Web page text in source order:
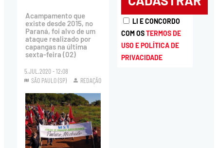
Acampamento que
existe desde 2015, no
Paraná, foi alvo de um
ataque realizado por
capangas na última
sexta-feira (02)
5.JUL.2020 - 12:08
SÃO PAULO (SP)
REDAÇÃO
LI E CONCORDO
COM OSTERMOS DE
USO E POLÍTICA DE
PRIVACIDADE